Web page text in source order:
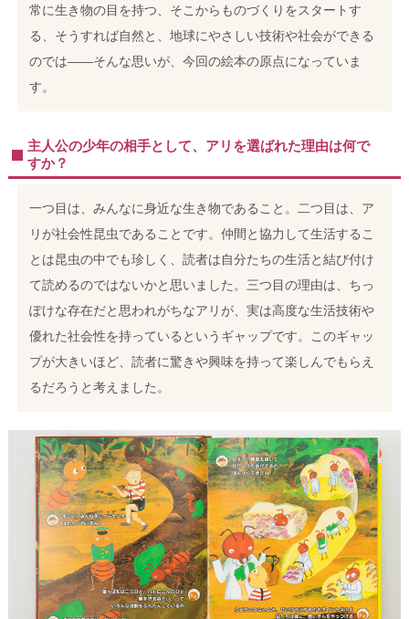
常に生き物の目を持つ、そこからものづくりをスタートす
る、そうすれば自然と、地球にやさしい技術や社会ができる
のでは――そんな思いが、今回の絵本の原点になっていま
す。
主人公の少年の相手として、アリを選ばれた理由は何で
すか？
一つ目は、みんなに身近な生き物であること。二つ目は、ア
リが社会性昆虫であることです。仲間と協力して生活するこ
とは昆虫の中でも珍しく、読者は自分たちの生活と結び付け
て読めるのではないかと思いました。 三つ目の理由は、ちっ
ぽけな存在だと思われがちなアリが、実は高度な生活技術や
優れた社会性を持っているというギャップです。このギャッ
プが大きいほど、読者に驚きや興味を持って楽しんでもらえ
るだろうと考えました。